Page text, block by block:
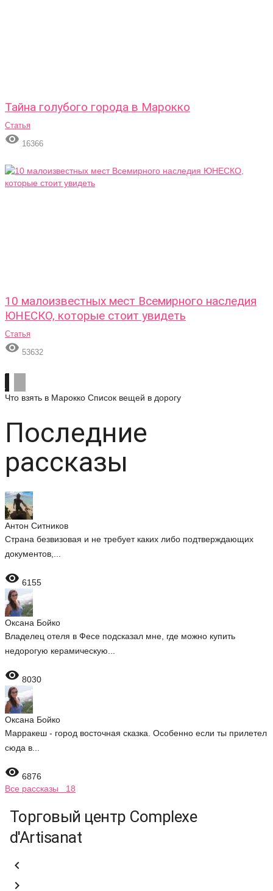
Тайна голубого города в Марокко
Статья
 16366
10 малоизвестных мест Всемирного наследия
ЮНЕСКО, которые стоит увидеть
Статья
 53632
Что взять в Марокко Список вещей в дорогу
Последние
рассказы
Антон Ситников
Страна безвизовая и не требует каких либо подтверждающих
документов,...
 6155
Оксана Бойко
Владелец отеля в Фесе подсказал мне, где можно купить
недорогую керамическую...
 8030
Оксана Бойко
Марракеш - город восточная сказка. Особенно если ты прилетел
сюда в...
 6876
Все рассказы 18
Торговый центр Complexe
d'Artisanat

